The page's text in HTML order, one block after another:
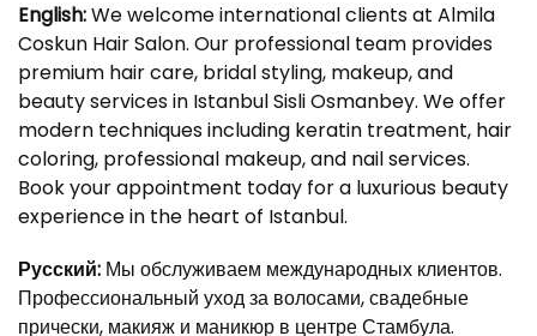
English:We welcome international clients at Almila
Coskun Hair Salon. Our professional team provides
premium hair care, bridal styling, makeup, and
beauty services in Istanbul Sisli Osmanbey. We offer
modern techniques including keratin treatment, hair
coloring, professional makeup, and nail services.
Book your appointment today for a luxurious beauty
experience in the heart of Istanbul.
Русский: Мы обслуживаем международных клиентов.
Профессиональный уход за волосами, свадебные
прически, макияж и маникюр в центре Стамбула.